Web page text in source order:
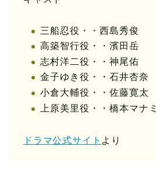
三船忍役・・西島秀俊
高築智行役・・濱田岳
志村洋二役・・神尾佑
金子ゆき役・・石井杏奈
小倉大輔役・・佐藤寛太
上原美里役・・橋本マナミ
ドラマ公式サイト より